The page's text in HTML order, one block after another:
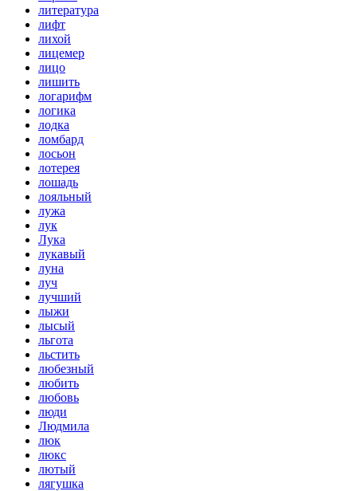
литература
лифт
лихой
лицемер
лицо
лишить
логарифм
логика
лодка
ломбард
лосьон
лотерея
лошадь
лояльный
лужа
лук
Лука
лукавый
луна
луч
лучший
лыжи
лысый
льгота
льстить
любезный
любить
любовь
люди
Людмила
люк
люкс
лютый
лягушка